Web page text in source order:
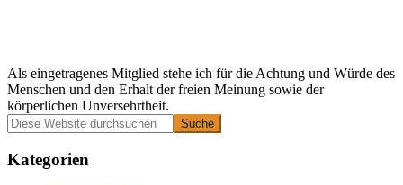
Als eingetragenes Mitglied stehe ich für die Achtung und Würde des
Menschen und den Erhalt der freien Meinung sowie der
körperlichen Unversehrtheit.
Primäre
Seitenleiste
Diese
Website
durchsuchen
Kategorien